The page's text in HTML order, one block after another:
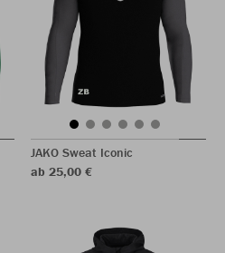
JAKO Sweat Iconic
ab 25,00 €